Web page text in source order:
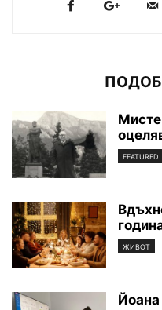
FEATURED
ЖИВОТ
Йоана